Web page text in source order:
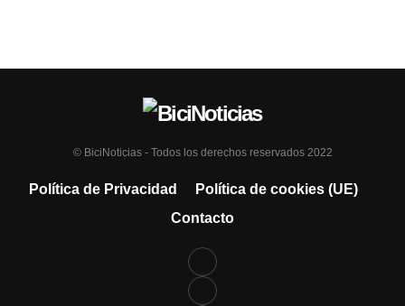
© BiciNoticias - Todos los derechos reservados 2022
Política de Privacidad
Política de cookies (UE)
Contacto